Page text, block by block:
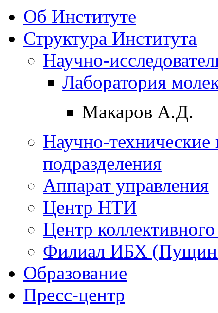
Об Институте
Структура Института
Научно-
Лаборатория
Макаров А.Д.
Научно-технические
подразделения
Аппарат управления
Центр НТИ
Центр
Филиал ИБХ
Образование
Пресс-центр